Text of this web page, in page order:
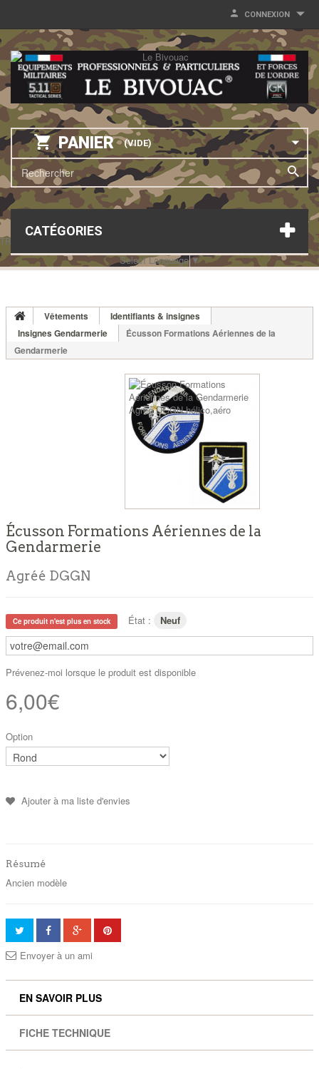
CONNEXION
PANIER (VIDE)
CATÉGORIES
TRANSLATE THIS PAGE
Select Language▼
Vêtements
Identifiants & insignes
Insignes Gendarmerie
Écusson Formations Aériennes de la
Gendarmerie
Écusson Formations Aériennes de la
Gendarmerie
Agréé DGGN
Ce produit n'est plus en stock État : Neuf
Prévenez-moi lorsque le produit est disponible
6,00€
Option
Ajouter à ma liste d'envies
Résumé
Ancien modèle
Envoyer à un ami
EN SAVOIR PLUS
FICHE TECHNIQUE